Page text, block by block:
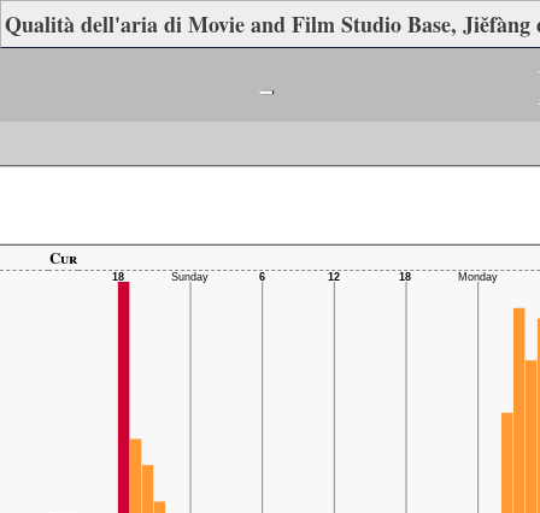
Qualità dell'aria di Movie and Film Studio Base,
-
Cur